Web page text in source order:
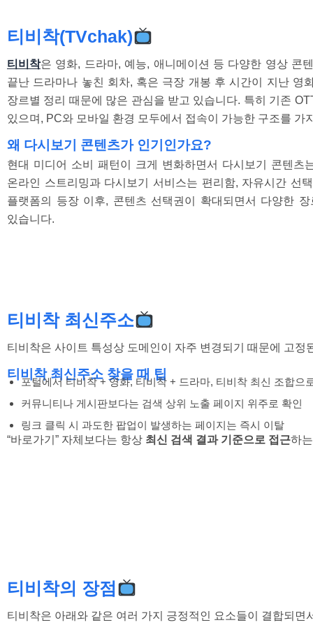
티비착(TVchak)
티비착은 영화, 드라마, 예능, 애니메이션 등 다양한 영상 콘
끝난 드라마나 놓친 회차, 혹은 극장 개봉 후 시간이 지난
장르별 정리 때문에 많은 관심을 받고 있습니다. 특히 기존
있으며, PC와 모바일 환경 모두에서 접속이 가능한 구조를 가
왜 다시보기 콘텐츠가 인기인가요?
현대 미디어 소비 패턴이 크게 변화하면서 다시보기 콘텐
온라인 스트리밍과 다시보기 서비스는 편리함, 자유시간 선
플랫폼의 등장 이후, 콘텐츠 선택권이 확대되면서 다양한
있습니다.
티비착 최신주소
티비착은 사이트 특성상 도메인이 자주 변경되기 때문에 고
티비착 최신주소 찾을 때 팁
포털에서 티비착 + 영화, 티비착 + 드라마, 티비착 최신 조합으
커뮤니티나 게시판보다는 검색 상위 노출 페이지 위주로 확인
링크 클릭 시 과도한 팝업이 발생하는 페이지는 즉시 이탈
“바로가기” 자체보다는 항상 최신 검색 결과 기준으로 접근하
티비착의 장점
티비착은 아래와 같은 여러 가지 긍정적인 요소들이 결합되면